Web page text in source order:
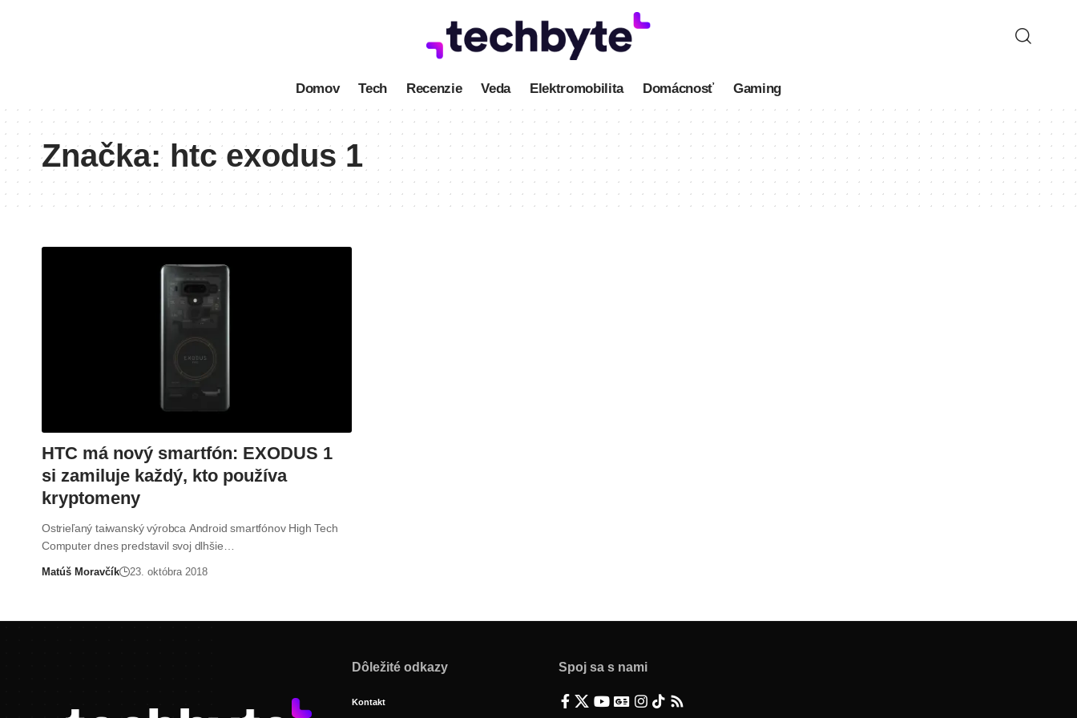
Domov Tech Recenzie Veda Elektromobilita Domácnosť Gaming
Značka: htc exodus 1
HTC má nový smartfón: EXODUS 1
si zamiluje každý, kto používa
kryptomeny
Ostrieľaný taiwanský výrobca Android smartfónov High Tech
Computer dnes predstavil svoj dlhšie…
Matúš Moravčík 23. októbra 2018
Dôležité odkazy
Kontakt
Spoj sa s nami